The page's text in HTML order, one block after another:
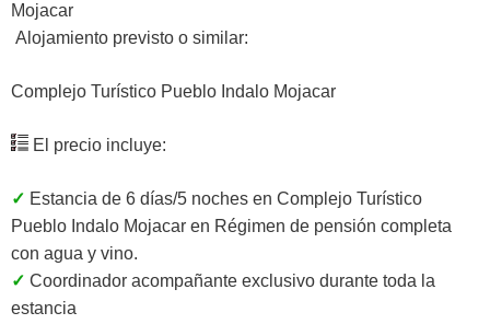
Alojamiento previsto o similar:
Complejo Turístico Pueblo Indalo Mojacar
El precio incluye:
✓ Estancia de 6 días/5 noches en Complejo Turístico
Pueblo Indalo Mojacar en Régimen de pensión completa
con agua y vino.
✓ Coordinador acompañante exclusivo durante toda la
estancia